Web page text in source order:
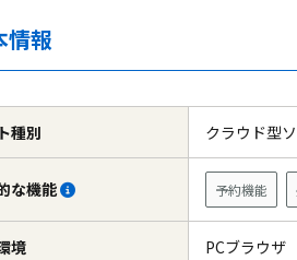
情報
種別 クラウド型
な機能 予約機能
境 PCブラウ